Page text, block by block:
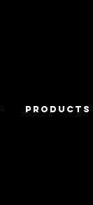
PRODUCTS